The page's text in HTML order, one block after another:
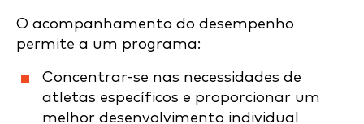
O acompanhamento do desempenho
permite a um programa:
Concentrar-se nas necessidades de
atletas específicos e proporcionar um
melhor desenvolvimento individual